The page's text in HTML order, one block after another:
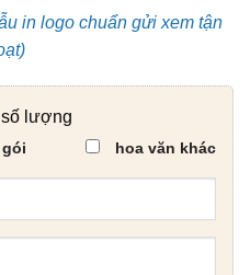
in logo chuẩn gửi xem tận
số lượng
hoa văn khác